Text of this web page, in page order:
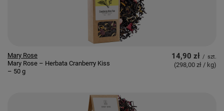
Mary Rose
Mary Rose – Herbata Cranberry Kiss
– 50 g
14,90 zł / szt.
(298,00 zł / kg)